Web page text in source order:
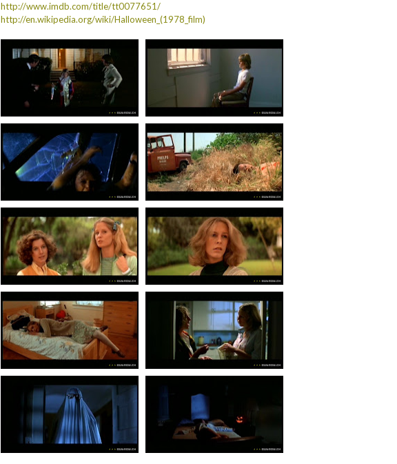
http://www.imdb.com/title/tt0077651/
http://en.wikipedia.org/wiki/Halloween_(1978_film)